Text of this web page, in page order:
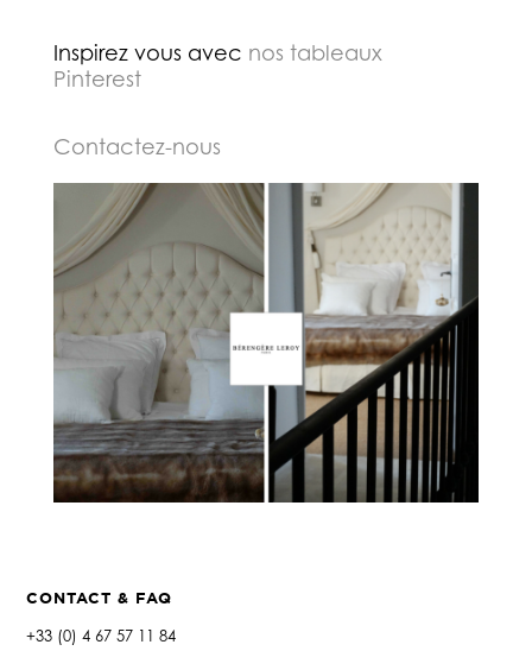
Inspirez vous avec nos tableaux
Pinterest
Contactez-nous
CONTACT & FAQ
+33 (0) 4 67 57 11 84